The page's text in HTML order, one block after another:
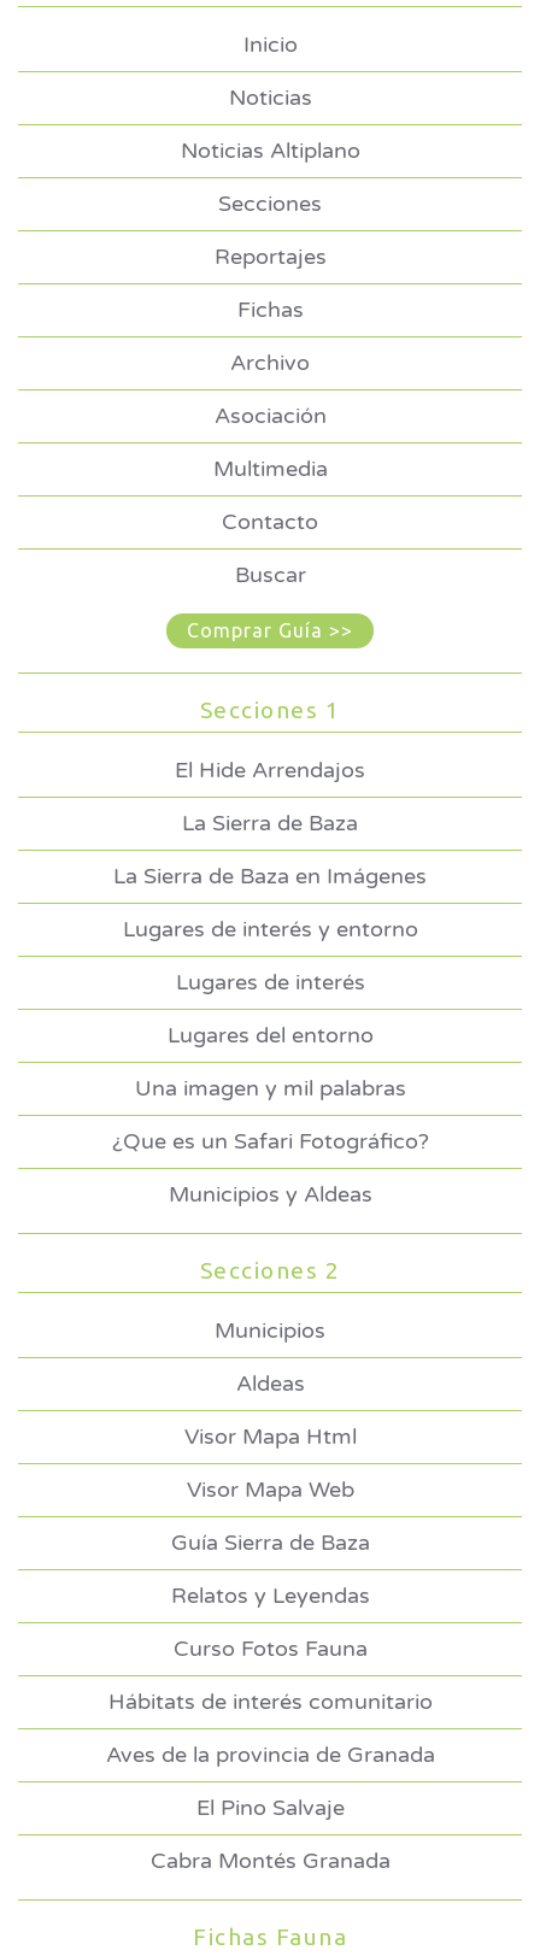
Inicio
Noticias
Noticias Altiplano
Secciones
Reportajes
Fichas
Archivo
Asociación
Multimedia
Contacto
Buscar
Comprar Guía >>
Secciones 1
El Hide Arrendajos
La Sierra de Baza
La Sierra de Baza en Imágenes
Lugares de interés y entorno
Lugares de interés
Lugares del entorno
Una imagen y mil palabras
¿Que es un Safari Fotográfico?
Municipios y Aldeas
Secciones 2
Municipios
Aldeas
Visor Mapa Html
Visor Mapa Web
Guía Sierra de Baza
Relatos y Leyendas
Curso Fotos Fauna
Hábitats de interés comunitario
Aves de la provincia de Granada
El Pino Salvaje
Cabra Montés Granada
Fichas Fauna